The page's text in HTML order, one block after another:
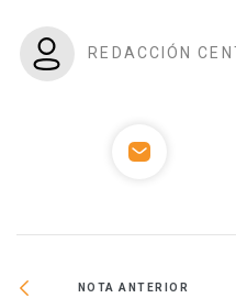
REDACCIÓN
NOTA ANTERIOR